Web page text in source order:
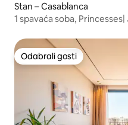
Stan – Casablanca
1 spavaća soba,
Odabrali gosti
Odabrali gosti